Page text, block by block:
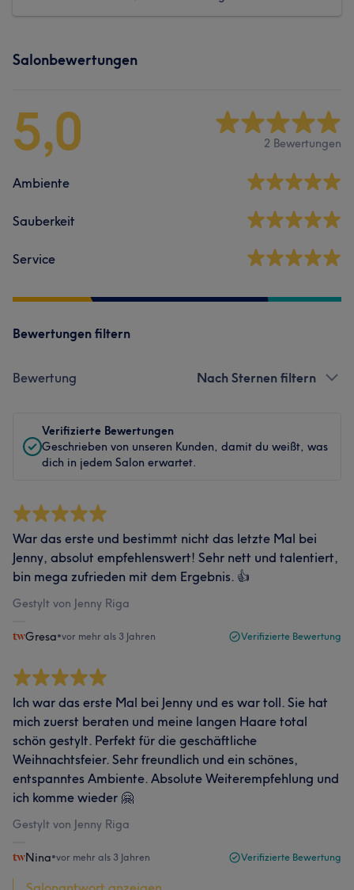
Salonbewertungen
5,0 2 Bewertungen
Ambiente
Sauberkeit
Service
Bewertungen filtern
Bewertung Nach Sternen filtern
Verifizierte Bewertungen
Geschrieben von unseren Kunden, damit du weißt, was
dich in jedem Salon erwartet.
War das erste und bestimmt nicht das letzte Mal bei
Jenny, absolut empfehlenswert! Sehr nett und talentiert,
bin mega zufrieden mit dem Ergebnis. 👍
Gestylt von Jenny Riga
Gresa•vor mehr als 3 Jahren Verifizierte Bewertung
Ich war das erste Mal bei Jenny und es war toll. Sie hat
mich zuerst beraten und meine langen Haare total
schön gestylt. Perfekt für die geschäftliche
Weihnachtsfeier. Sehr freundlich und ein schönes,
entspanntes Ambiente. Absolute Weiterempfehlung und
ich komme wieder 🤗
Gestylt von Jenny Riga
Nina•vor mehr als 3 Jahren Verifizierte Bewertung